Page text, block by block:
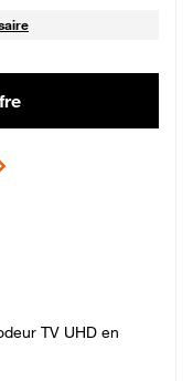
TV UHD en